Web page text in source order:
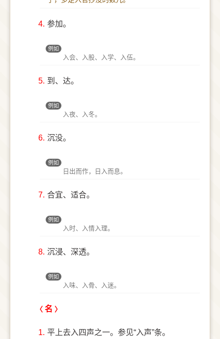
4. 参加。
例如
入会、入股、入学、入伍。
5. 到、达。
例如
入夜、入冬。
6. 沉没。
例如
日出而作，日入而息。
7. 合宜、适合。
例如
入时、入情入理。
8. 沉浸、深透。
例如
入味、入骨、入迷。
名
1. 平上去入四声之一。参见“入声”条。